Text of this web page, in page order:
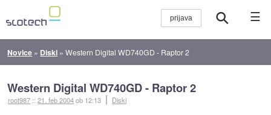
☰
Novice » Diski »Western Digital WD740GD - Raptor 2
Western Digital WD740GD - Raptor 2
root987 ::21. feb 2004ob 12:13 Diski